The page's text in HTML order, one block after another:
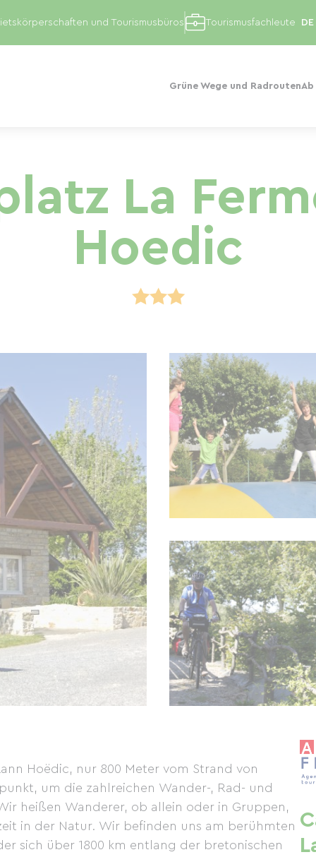
Grüne Wege und Radrouten
und Tourismusbüros Tourismusfachleute
La
Hoedic
Hoëdic, nur 800 Meter vom Strand von
um die zahlreichen Wander-, Rad- und
heißen Wanderer, ob allein oder in Gruppen,
in der Natur. Wir befinden uns am berühmten
sich über 1800 km entlang der bretonischen